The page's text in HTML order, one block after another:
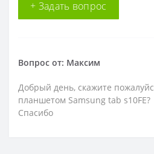
+ Задать вопрос
Вопрос от: Максим
Добрый день, скажите
планшетом Samsung tab s10FE?
Спасибо